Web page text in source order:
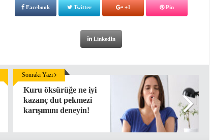
Facebook Twitter +1 Pin
LinkedIn
Kuru öksürüğe ne iyi
kazanç dut pekmezi
karışımını deneyin!
Sonraki Yazı